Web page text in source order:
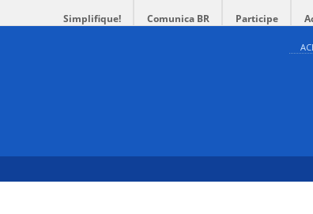
Simplifique! Comunica BR Participe